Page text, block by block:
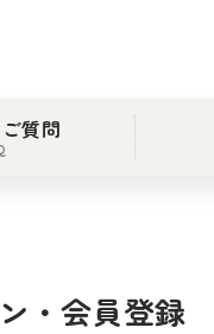
質問
・会員登録